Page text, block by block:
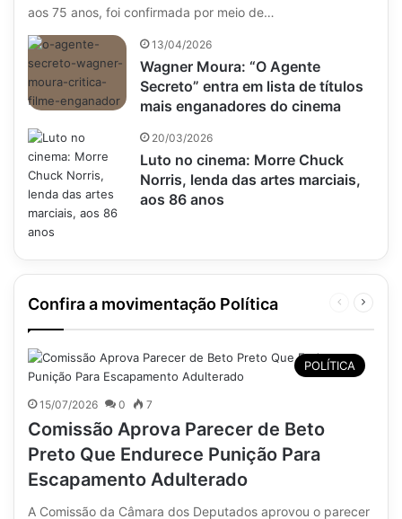
aos 75 anos, foi confirmada por meio de…
13/04/2026
Wagner Moura: “O Agente
Secreto” entra em lista de títulos
mais enganadores do cinema
20/03/2026
Luto no cinema: Morre Chuck
Norris, lenda das artes marciais,
aos 86 anos
Confira a movimentação Política
Página
POLÍTICA
15/07/2026 0 7
Comissão Aprova Parecer de Beto
Preto Que Endurece Punição Para
Escapamento Adulterado
A Comissão da Câmara dos Deputados aprovou o parecer